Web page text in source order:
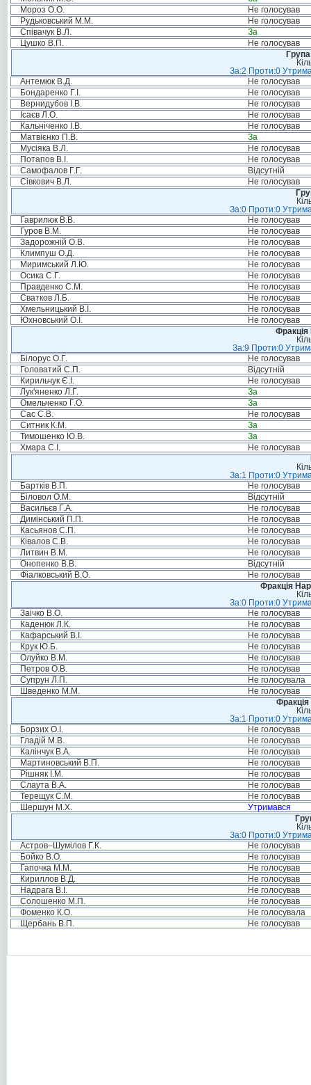
Мороз О.О.
Не голосував
Рудьковський М.М.
Не голосував
Співачук В.Л.
За
Цушко В.П.
Не голосував
За:2 Проти:0
Антемюк В.Д.
Не голосував
Бондаренко Г.І.
Не голосував
Вернидубов І.В.
Не голосував
Ісаєв Л.О.
Не голосував
Кальніченко І.В.
Не голосував
Матвієнко П.В.
За
Мусіяка В.Л.
Не голосував
Потапов В.І.
Не голосував
Самофалов Г.Г.
Відсутній
Сівкович В.Л.
Не голосував
За:0 Проти:0
Гаврилюк В.В.
Не голосував
Гуров В.М.
Не голосував
Задорожній О.В.
Не голосував
Климпуш О.Д.
Не голосував
Миримський Л.Ю.
Не голосував
Осика С.Г.
Не голосував
Правденко С.М.
Не голосував
Сватков Л.Б.
Не голосував
Хмельницький В.І.
Не голосував
Юхновський О.І.
Не голосував
За:9 Проти:0
Білорус О.Г.
Не голосував
Головатий С.П.
Відсутній
Кирильчук Є.І.
Не голосував
Лук'яненко Л.Г.
За
Омельченко Г.О.
За
Сас С.В.
Не голосував
Ситник К.М.
За
Тимошенко Ю.В.
За
Хмара С.І.
Не голосував
За:1 Проти:0
Бартків В.П.
Не голосував
Біловол О.М.
Відсутній
Васильєв Г.А.
Не голосував
Димінський П.П.
Не голосував
Касьянов С.П.
Не голосував
Ківалов С.В.
Не голосував
Литвин В.М.
Не голосував
Онопенко В.В.
Відсутній
Фіалковський В.О.
Не голосував
Фракція
За:0 Проти:0
Заічко В.О.
Не голосував
Каденюк Л.К.
Не голосував
Кафарський В.І.
Не голосував
Крук Ю.Б.
Не голосував
Олуйко В.М.
Не голосував
Петров О.В.
Не голосував
Супрун Л.П.
Не голосувала
Шведенко М.М.
Не голосував
Фракція
За:1 Проти:0
Борзих О.І.
Не голосував
Гладій М.В.
Не голосував
Калінчук В.А.
Не голосував
Мартиновський В.П.
Не голосував
Рішняк І.М.
Не голосував
Слаута В.А.
Не голосував
Терещук С.М.
Не голосував
Шершун М.Х.
Утримався
За:0 Проти:0
Астров–Шумілов Г.К.
Не голосував
Бойко В.О.
Не голосував
Гапочка М.М.
Не голосував
Кириллов В.Д.
Не голосував
Надрага В.І.
Не голосував
Солошенко М.П.
Не голосував
Фоменко К.О.
Не голосувала
Щербань В.П.
Не голосував